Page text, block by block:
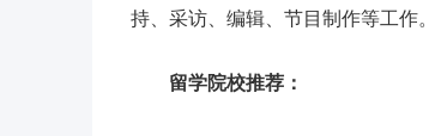
持、采访、编辑、节目制作等工作。
留学院校推荐：